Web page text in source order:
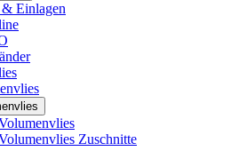
Einlagen
Zuschnitte